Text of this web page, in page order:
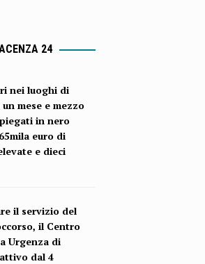
24
nei luoghi di
mese e mezzo
in nero
euro di
e dieci
il servizio del
il Centro
Urgenza di
dal 4